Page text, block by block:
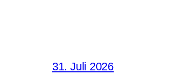
31. Juli 2026